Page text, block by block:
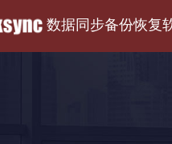
数据同步备份恢复